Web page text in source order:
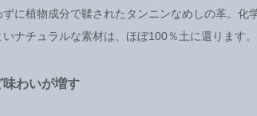
に植物成分で鞣されたタンニンなめしの革。化
ナチュラルな素材は、ほぼ100％土に還ります。
わいが増す